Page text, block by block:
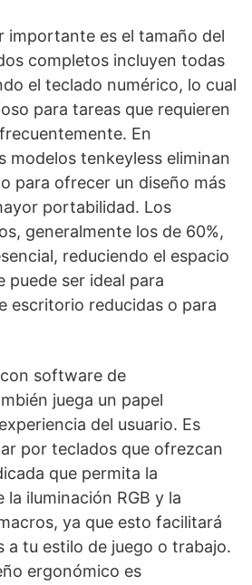
importante es el tamaño del
completos incluyen todas
el teclado numérico, lo cual
para tareas que requieren
En
modelos tenkeyless eliminan
para ofrecer un diseño más
portabilidad. Los
generalmente los de 60%,
reduciendo el espacio
puede ser ideal para
escritorio reducidas o para
software de
juega un papel
del usuario. Es
por teclados que ofrezcan
que permita la
iluminación RGB y la
ya que esto facilitará
a tu estilo de juego o trabajo.
ergonómico es